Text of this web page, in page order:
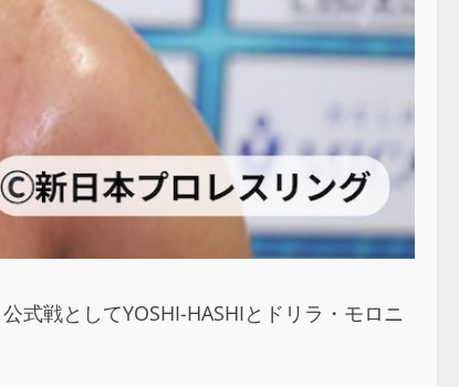
式戦としてYOSHI-HASHIとドリラ・モロニ